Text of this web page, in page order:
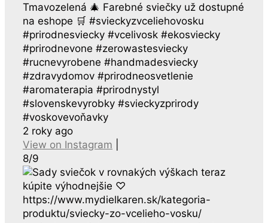
Tmavozelená 🎄 Farebné sviečky už dostupné
na eshope 🛒 #svieckyzvceliehovosku
#prirodnesviecky #vcelivosk #ekosviecky
#prirodnevone #zerowastesviecky
#rucnevyrobene #handmadesviecky
#zdravydomov #prirodneosvetlenie
#aromaterapia #prirodnystyl
#slovenskevyrobky #svieckyzprirody
#voskovevoňavky
2 roky ago
View on Instagram
8/9